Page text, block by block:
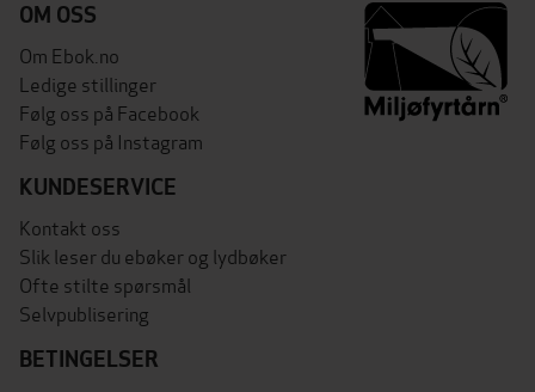
OM OSS
Om Ebok.no
Ledige stillinger
Følg oss på Facebook
Følg oss på Instagram
KUNDESERVICE
Kontakt oss
Slik leser du ebøker og lydbøker
Ofte stilte spørsmål
Selvpublisering
BETINGELSER